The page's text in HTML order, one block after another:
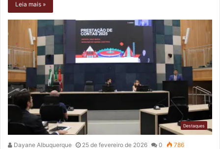
Leia mais »
Destaques
Dayane Albuquerque 25 de fevereiro de 2026 0 786